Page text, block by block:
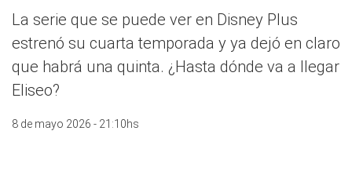
La serie que se puede ver en Disney Plus
estrenó su cuarta temporada y ya dejó en claro
que habrá una quinta. ¿Hasta dónde va a llegar
Eliseo?
8 de mayo 2026 - 21:10hs